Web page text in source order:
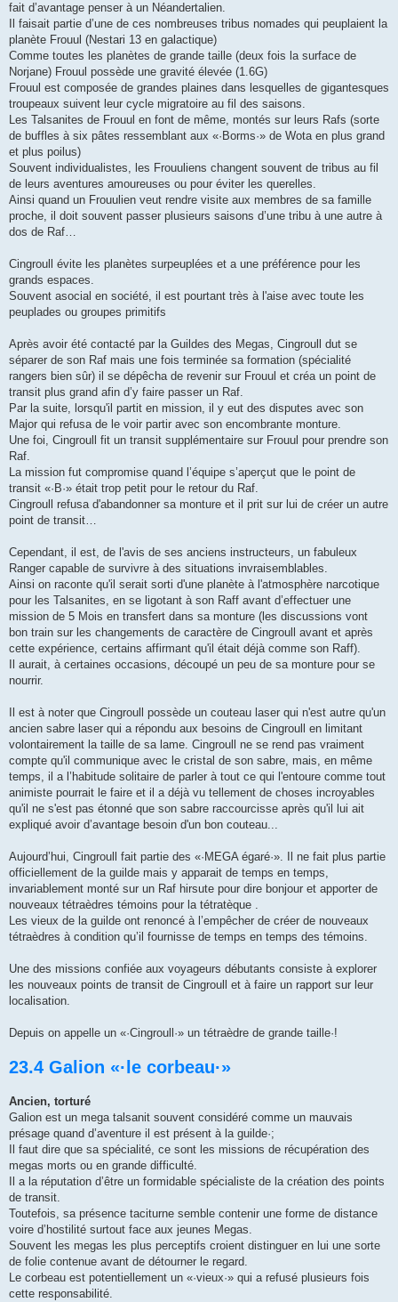
fait d’avantage penser à un Néandertalien.
Il faisait partie d’une de ces nombreuses tribus nomades qui peuplaient la
planète Frouul (Nestari 13 en galactique)
Comme toutes les planètes de grande taille (deux fois la surface de
Norjane) Frouul possède une gravité élevée (1.6G)
Frouul est composée de grandes plaines dans lesquelles de gigantesques
troupeaux suivent leur cycle migratoire au fil des saisons.
Les Talsanites de Frouul en font de même, montés sur leurs Rafs (sorte
de buffles à six pâtes ressemblant aux «·Borms·» de Wota en plus grand
et plus poilus)
Souvent individualistes, les Frouuliens changent souvent de tribus au fil
de leurs aventures amoureuses ou pour éviter les querelles.
Ainsi quand un Frouulien veut rendre visite aux membres de sa famille
proche, il doit souvent passer plusieurs saisons d’une tribu à une autre à
dos de Raf…
Cingroull évite les planètes surpeuplées et a une préférence pour les
grands espaces.
Souvent asocial en société, il est pourtant très à l'aise avec toute les
peuplades ou groupes primitifs
Après avoir été contacté par la Guildes des Megas, Cingroull dut se
séparer de son Raf mais une fois terminée sa formation (spécialité
rangers bien sûr) il se dépêcha de revenir sur Frouul et créa un point de
transit plus grand afin d’y faire passer un Raf.
Par la suite, lorsqu'il partit en mission, il y eut des disputes avec son
Major qui refusa de le voir partir avec son encombrante monture.
Une foi, Cingroull fit un transit supplémentaire sur Frouul pour prendre son
Raf.
La mission fut compromise quand l’équipe s’aperçut que le point de
transit «·B·» était trop petit pour le retour du Raf.
Cingroull refusa d'abandonner sa monture et il prit sur lui de créer un autre
point de transit…
Cependant, il est, de l'avis de ses anciens instructeurs, un fabuleux
Ranger capable de survivre à des situations invraisemblables.
Ainsi on raconte qu'il serait sorti d'une planète à l'atmosphère narcotique
pour les Talsanites, en se ligotant à son Raff avant d’effectuer une
mission de 5 Mois en transfert dans sa monture (les discussions vont
bon train sur les changements de caractère de Cingroull avant et après
cette expérience, certains affirmant qu'il était déjà comme son Raff).
Il aurait, à certaines occasions, découpé un peu de sa monture pour se
nourrir.
Il est à noter que Cingroull possède un couteau laser qui n'est autre qu'un
ancien sabre laser qui a répondu aux besoins de Cingroull en limitant
volontairement la taille de sa lame. Cingroull ne se rend pas vraiment
compte qu'il communique avec le cristal de son sabre, mais, en même
temps, il a l’habitude solitaire de parler à tout ce qui l'entoure comme tout
animiste pourrait le faire et il a déjà vu tellement de choses incroyables
qu'il ne s'est pas étonné que son sabre raccourcisse après qu'il lui ait
expliqué avoir d’avantage besoin d'un bon couteau...
Aujourd’hui, Cingroull fait partie des «·MEGA égaré·». Il ne fait plus partie
officiellement de la guilde mais y apparait de temps en temps,
invariablement monté sur un Raf hirsute pour dire bonjour et apporter de
nouveaux tétraèdres témoins pour la tétratèque .
Les vieux de la guilde ont renoncé à l’empêcher de créer de nouveaux
tétraèdres à condition qu’il fournisse de temps en temps des témoins.
Une des missions confiée aux voyageurs débutants consiste à explorer
les nouveaux points de transit de Cingroull et à faire un rapport sur leur
localisation.
Depuis on appelle un «·Cingroull·» un tétraèdre de grande taille·!
23.4 Galion «·le corbeau·»
Ancien, torturé
Galion est un mega talsanit souvent considéré comme un mauvais
présage quand d’aventure il est présent à la guilde·;
Il faut dire que sa spécialité, ce sont les missions de récupération des
megas morts ou en grande difficulté.
Il a la réputation d’être un formidable spécialiste de la création des points
de transit.
Toutefois, sa présence taciturne semble contenir une forme de distance
voire d’hostilité surtout face aux jeunes Megas.
Souvent les megas les plus perceptifs croient distinguer en lui une sorte
de folie contenue avant de détourner le regard.
Le corbeau est potentiellement un «·vieux·» qui a refusé plusieurs fois
cette responsabilité.